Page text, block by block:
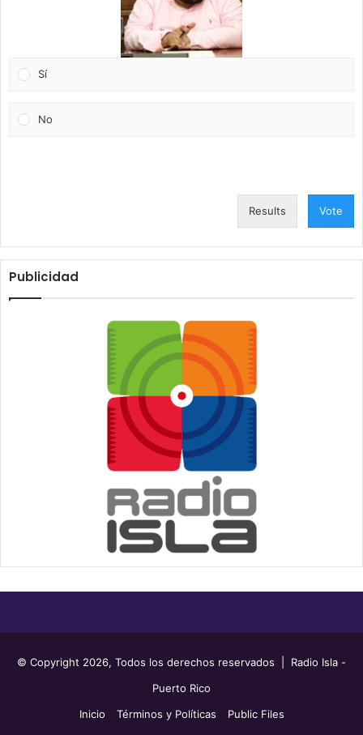
Sí
No
Results Vote
Publicidad
© Copyright 2026, Todos los derechos reservados | Radio Isla -
Puerto Rico
Inicio
Términos y Políticas Public Files